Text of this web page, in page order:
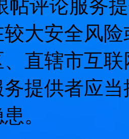
帖评论服务
大安全风
直辖市互
提供者应
。